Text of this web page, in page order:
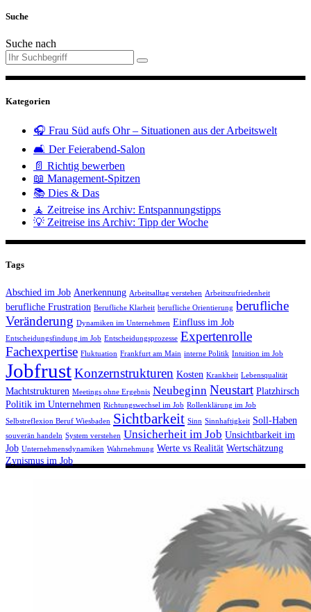
Suche
Suche nach
Kategorien
🎧 Frau Süd aufs Ohr – Situationen aus der Arbeitswelt
🛋️ Der Feierabend-Salon
📄 Richtig bewerben
📖 Management-Spitzen
📚 Dies & Das
🧘 Zeitreise ins Archiv: Entspannungstipps
💡 Zeitreise ins Archiv: Tipp der Woche
Tags
Abschied im Job Anerkennung Arbeitsalltag verstehen Arbeitszufriedenheit
berufliche Frustration Berufliche Klarheit berufliche Orientierung berufliche
Veränderung Dynamiken im Unternehmen Einfluss im Job
Entscheidungsfindung im Job Entscheidungsprozesse Expertenrolle
Fachexpertise Fluktuation Frankfurt am Main interne Politik Intuition im Job
JobfrustKonzernstrukturen Kosten Krankheit Lebensqualität
Machtstrukturen Meetings ohne Ergebnis Neubeginn Neustart Platzhirsch
Politik im Unternehmen Richtungswechsel im Job Rollenklärung im Job
Selbstreflexion Beruf Wiesbaden Sichtbarkeit Sinn Sinnhaftigkeit Soll-Haben
souverän handeln System verstehen Unsicherheit im Job Unsichtbarkeit im
Job Unternehmensdynamiken Wahrnehmung Werte vs Realität Wertschätzung
Zynismus im Job